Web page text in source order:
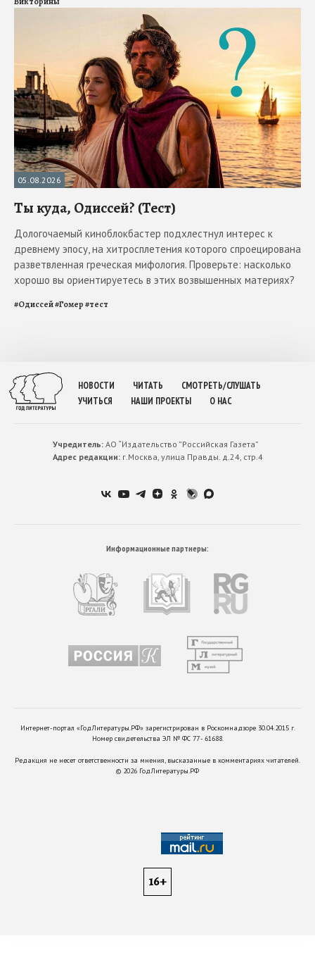
05.08.2026
Ты куда, Одиссей? (Тест)
Дологочаемый киноблокбастер подхлестнул интерес к
древнему эпосу, на хитросплетения которого спроецирована
разветвленная греческая мифология. Проверьте: насколько
хорошо вы ориентируетесь в этих возвышенных материях?
#Одиссей#Гомер#тест
НОВОСТИ ЧИТАТЬ
СМОТРЕТЬ/СЛУШАТЬ
УЧИТЬСЯ
НАШИ ПРОЕКТЫ О НАС
Учредитель:АО “Издательство ”Российская Газета”
Адрес редакции:г.Москва, улица Правды. д.24, стр.4
Информационные партнеры:
Интернет-портал «ГодЛитературы.РФ» зарегистрирован в Роскомнадзоре 30.04.2015 г.
Номер свидетельства ЭЛ № ФС 77 - 61688.
Редакция не несет ответственности за мнения, высказанные в комментариях читателей.
© 2026 ГодЛитературы.РФ
16+